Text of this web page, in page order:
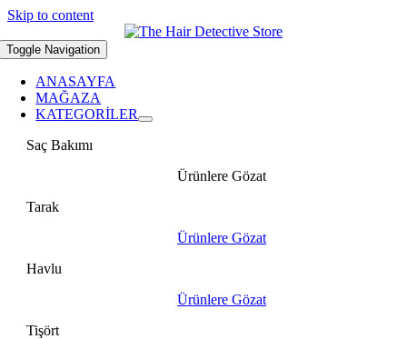
Skip to content
Toggle Navigation
ANASAYFA
MAĞAZA
KATEGORİLER
Saç Bakımı
Ürünlere Gözat
Tarak
Ürünlere Gözat
Havlu
Ürünlere Gözat
Tişört